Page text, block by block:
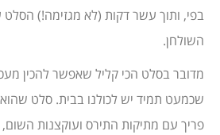
בפי, ותוך עשר דקות (לא מגזימה!) הסלט
השולחן.
מדובר בסלט הכי קליל שאפשר להכין
שכמעט תמיד יש לכולנו בבית. סלט
פריך עם מתיקות התירס ועוקצנות השום,